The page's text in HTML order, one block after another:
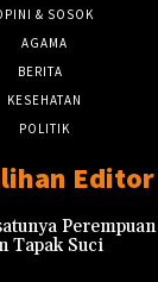
& SOSOK
AGAMA
BERITA
KESEHATAN
POLITIK
Editor
Perempuan
Tapak Suci